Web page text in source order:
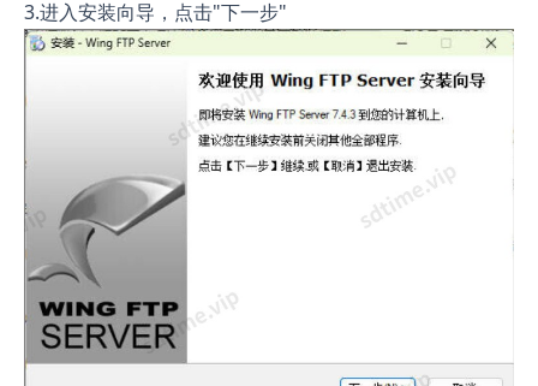
3.进入安装向导，点击"下一步"